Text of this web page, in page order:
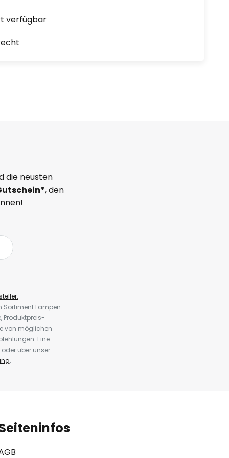
verfügbar
die neusten
, den
Sortiment Lampen
Produktpreis-
von möglichen
Eine
über unser
.